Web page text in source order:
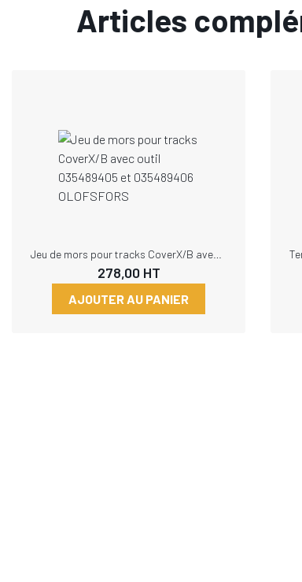
Articles
278,00HT
AJOUTER AU PANIER